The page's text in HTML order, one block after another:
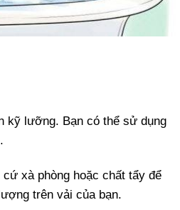
kỹ lưỡng. Bạn có thể sử dụng
xà phòng hoặc chất tẩy để
trên vải của bạn.